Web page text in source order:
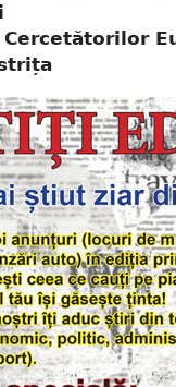
Cercetătorilor